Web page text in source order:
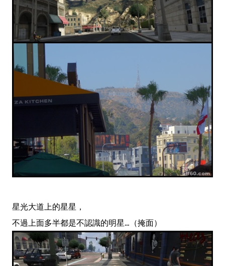
星光大道上的星星，
不過上面多半都是不認識的明星...（掩面）